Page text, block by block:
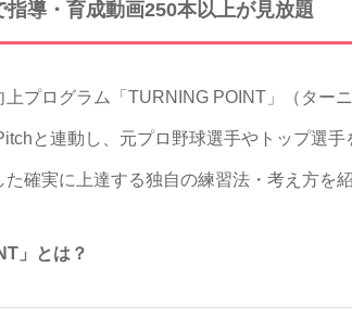
導・育成動画250本以上が見放題
プログラム「TURNING POINT」（ター
と連動し、元プロ野球選手やトップ選
確実に上達する独自の練習法・考え方を
」とは？